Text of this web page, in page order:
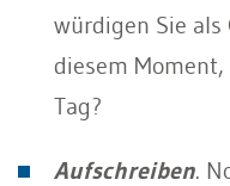
würdigen Sie als
diesem
Tag?
Aufschreiben.